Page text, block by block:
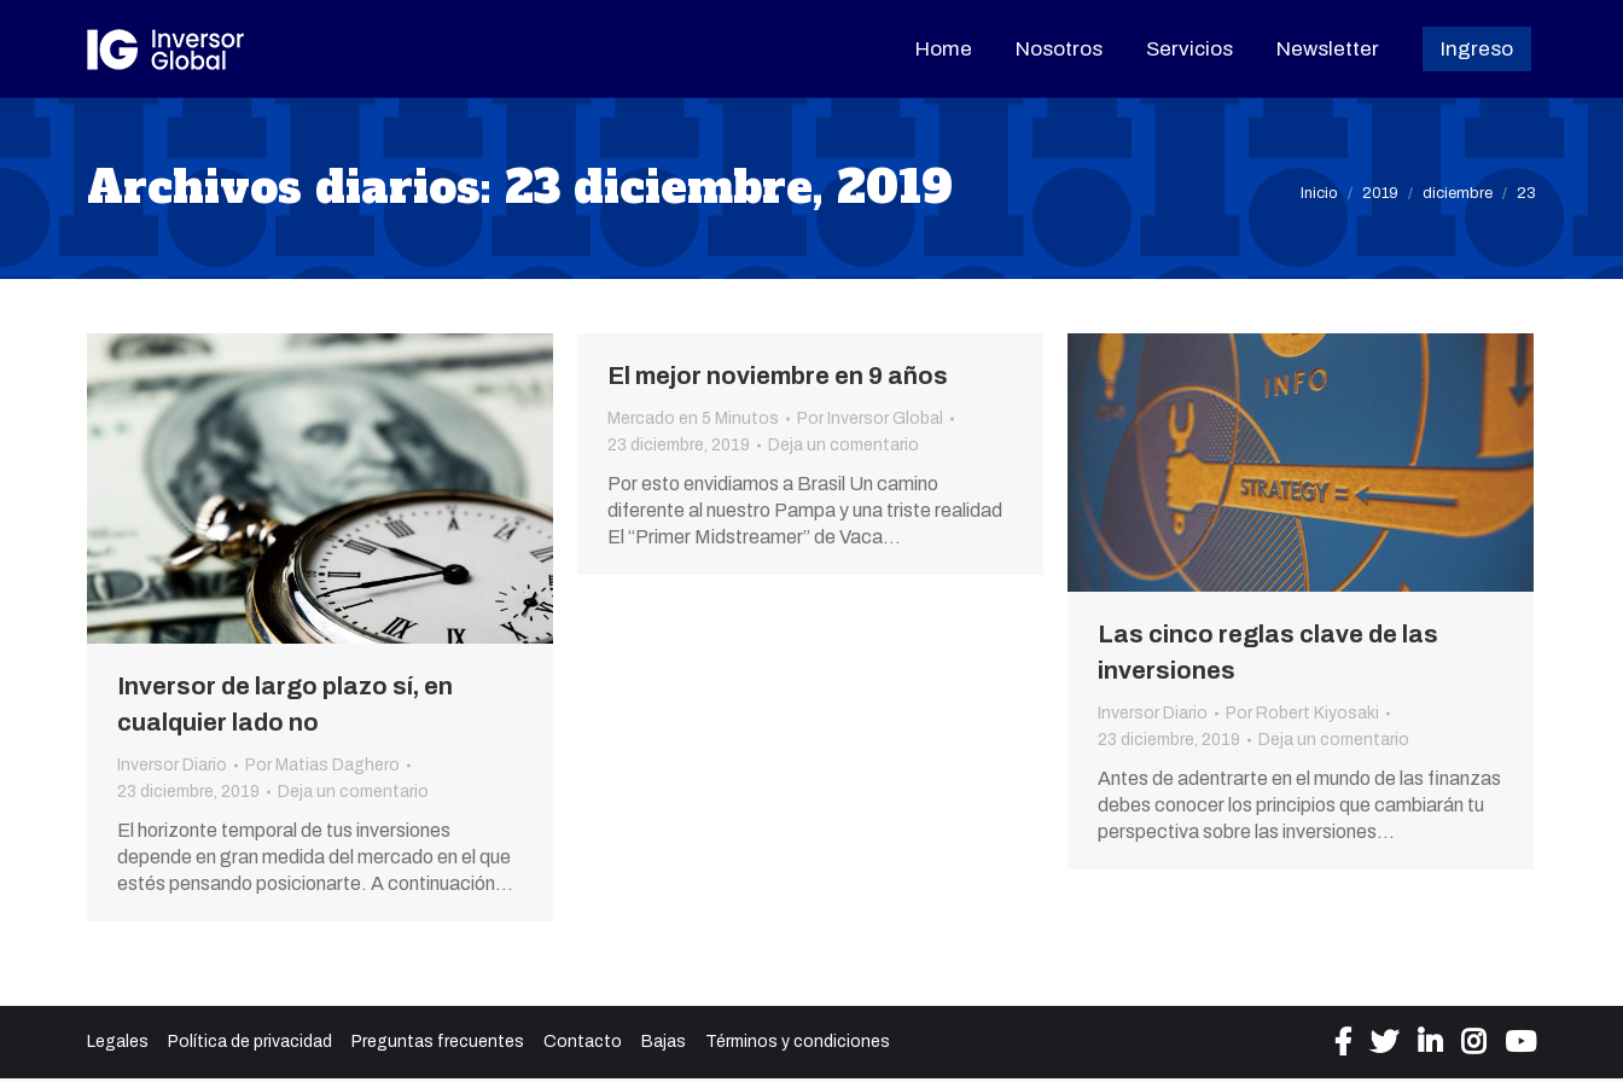
Home Nosotros Servicios Newsletter Ingreso
Archivos diarios: 23 diciembre, 2019 Estás aquí:
Inicio 2019 diciembre 23
Inversor de largo plazo sí, en
cualquier lado no
Inversor Diario Por Matias Daghero
23 diciembre, 2019
Deja un comentario
El horizonte temporal de tus inversiones
depende en gran medida del mercado en el que
estés pensando posicionarte. A continuación…
El mejor noviembre en 9 años
Mercado en 5 Minutos Por Inversor Global
23 diciembre, 2019
Deja un comentario
Por esto envidiamos a Brasil Un camino
diferente al nuestro Pampa y una triste realidad
El “Primer Midstreamer” de Vaca…
Las cinco reglas clave de las
inversiones
Inversor Diario Por Robert Kiyosaki
23 diciembre, 2019
Deja un comentario
Antes de adentrarte en el mundo de las finanzas
debes conocer los principios que cambiarán tu
perspectiva sobre las inversiones…
Legales Política de privacidad Preguntas frecuentes Contacto Bajas Términos y condiciones
Home Nosotros Servicios Newsletter Ingreso